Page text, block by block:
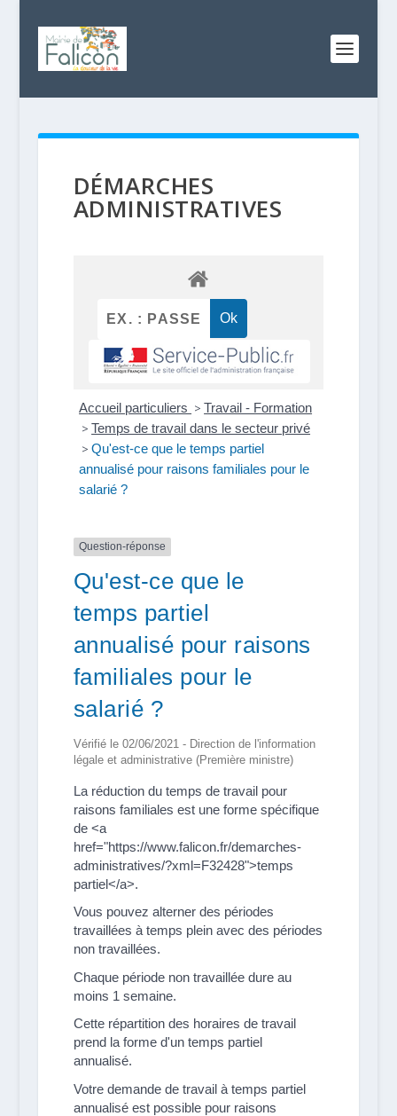
DÉMARCHES
ADMINISTRATIVES
Accueil particuliers > Travail - Formation
> Temps de travail dans le secteur privé
> Qu'est-ce que le temps partiel
annualisé pour raisons familiales pour le
salarié ?
Question-réponse
Qu'est-ce que le
temps partiel
annualisé pour raisons
familiales pour le
salarié ?
Vérifié le 02/06/2021 - Direction de l'information
légale et administrative (Première ministre)
La réduction du temps de travail pour
raisons familiales est une forme spécifique
de <a
href="https://www.falicon.fr/demarches-
administratives/?xml=F32428">temps
partiel</a>.
Vous pouvez alterner des périodes
travaillées à temps plein avec des périodes
non travaillées.
Chaque période non travaillée dure au
moins 1 semaine.
Cette répartition des horaires de travail
prend la forme d'un temps partiel
annualisé.
Votre demande de travail à temps partiel
annualisé est possible pour raisons